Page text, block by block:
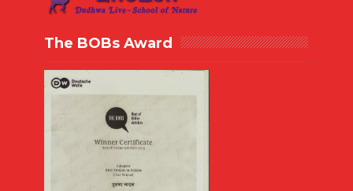
The BOBs Award